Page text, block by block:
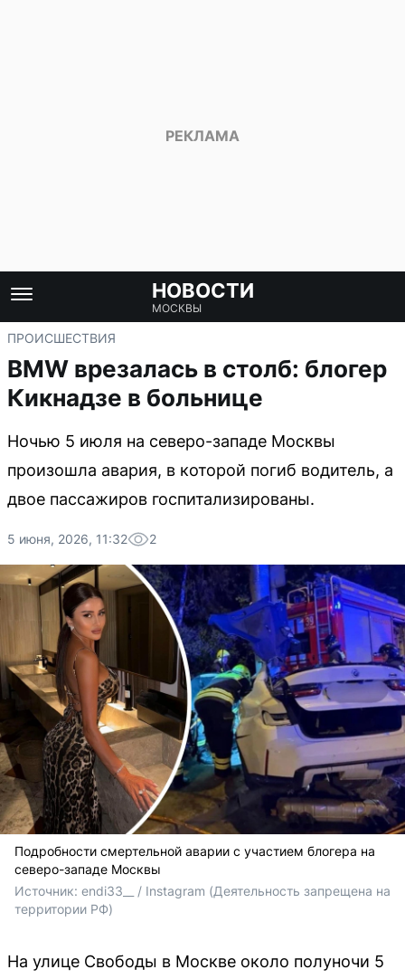
НОВОСТИ
МОСКВЫ
ПРОИСШЕСТВИЯ
BMW врезалась в столб: блогер
Кикнадзе в больнице
Ночью 5 июля на северо-западе Москвы
произошла авария, в которой погиб водитель, а
двое пассажиров госпитализированы.
5 июня, 2026, 11:32 2
Подробности смертельной аварии с участием блогера на
северо-западе Москвы
Источник: endi33__ / Instagram (Деятельность запрещена на
территории РФ)
На улице Свободы в Москве около полуночи 5